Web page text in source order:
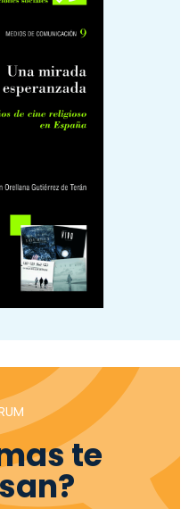
te